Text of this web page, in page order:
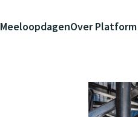
MeeloopdagenOver Platform